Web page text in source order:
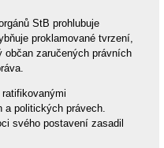
StB prohlubuje
proklamované tvrzení,
zaručených právních
a politických právech.
svého postavení zasadil